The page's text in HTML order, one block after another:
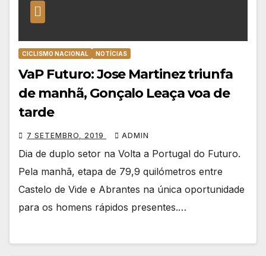
CICLISMO NACIONAL NOTÍCIAS
VaP Futuro: Jose Martinez triunfa
de manhã, Gonçalo Leaça voa de
tarde
7 SETEMBRO, 2019 ADMIN
Dia de duplo setor na Volta a Portugal do Futuro.
Pela manhã, etapa de 79,9 quilómetros entre
Castelo de Vide e Abrantes na única oportunidade
para os homens rápidos presentes.…